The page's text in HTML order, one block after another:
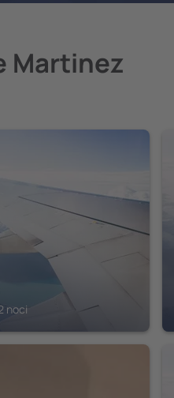
Martinez
noci